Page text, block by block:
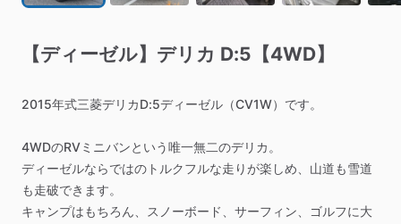
【ディーゼル】デリカ D:5【4WD】
2015年式三菱デリカD:5ディーゼル（CV1W）です。
4WDのRVミニバンという唯一無二のデリカ。
ディーゼルならではのトルクフルな走りが楽しめ、山道も雪道
も走破できます。
キャンプはもちろん、スノーボード、サーフィン、ゴルフに大